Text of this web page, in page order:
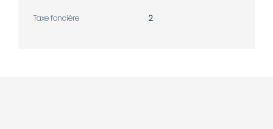
Taxe foncière 2